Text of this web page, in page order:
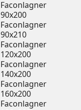
Faconlagner
90x200
Faconlagner
90x210
Faconlagner
120x200
Faconlagner
140x200
Faconlagner
160x200
Faconlagner